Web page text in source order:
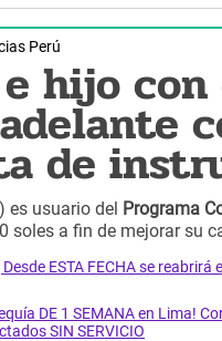
Perú
hijo
de
es usuario del Programa
soles a fin de mejorar su
ESTA FECHA se
DE 1 SEMANA en Lima!
SIN SERVICIO